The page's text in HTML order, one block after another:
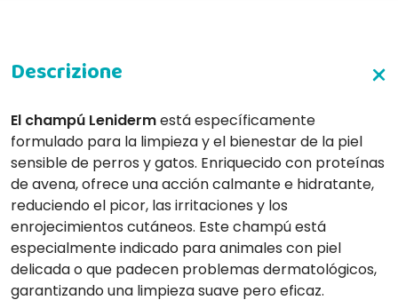
El champú Lenidermestá específicamente
formulado para la limpieza y el bienestar de la piel
sensible de perros y gatos. Enriquecido con proteínas
de avena, ofrece una acción calmante e hidratante,
reduciendo el picor, las irritaciones y los
enrojecimientos cutáneos. Este champú está
especialmente indicado para animales con piel
delicada o que padecen problemas dermatológicos,
garantizando una limpieza suave pero eficaz.